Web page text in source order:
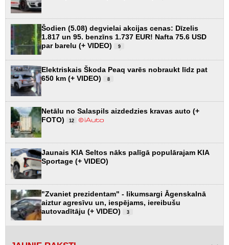
Šodien (5.08) degvielai akcijas cenas: Dīzelis
1.817 un 95. benzīns 1.737 EUR! Nafta 75.6 USD
par barelu (+ VIDEO)
9
Elektriskais Škoda Peaq varēs nobraukt līdz pat
650 km (+ VIDEO)
8
Netālu no Salaspils aizdedzies kravas auto (+
FOTO)
12
Jaunais KIA Seltos nāks palīgā populārajam KIA
Sportage (+ VIDEO)
"Zvaniet prezidentam" - likumsargi Āgenskalnā
aiztur agresīvu un, iespējams, iereibušu
autovadītāju (+ VIDEO)
3